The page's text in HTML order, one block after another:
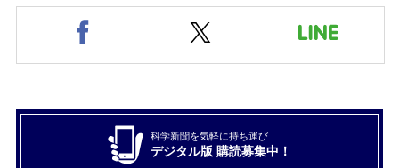
科学新聞を気軽に持ち運び
デジタル版 購読募集中！